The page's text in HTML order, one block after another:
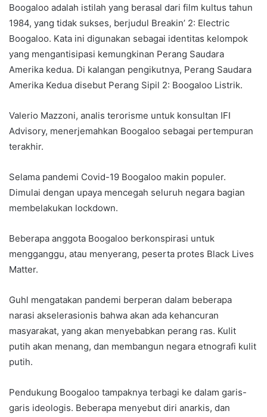
Boogaloo adalah istilah yang berasal dari film kultus tahun
1984, yang tidak sukses, berjudul Breakin’ 2: Electric
Boogaloo. Kata ini digunakan sebagai identitas kelompok
yang mengantisipasi kemungkinan Perang Saudara
Amerika kedua. Di kalangan pengikutnya, Perang Saudara
Amerika Kedua disebut Perang Sipil 2: Boogaloo Listrik.
Valerio Mazzoni, analis terorisme untuk konsultan IFI
Advisory, menerjemahkan Boogaloo sebagai pertempuran
terakhir.
Selama pandemi Covid-19 Boogaloo makin populer.
Dimulai dengan upaya mencegah seluruh negara bagian
membelakukan lockdown.
Beberapa anggota Boogaloo berkonspirasi untuk
mengganggu, atau menyerang, peserta protes Black Lives
Matter.
Guhl mengatakan pandemi berperan dalam beberapa
narasi akselerasionis bahwa akan ada kehancuran
masyarakat, yang akan menyebabkan perang ras. Kulit
putih akan menang, dan membangun negara etnografi kulit
putih.
Pendukung Boogaloo tampaknya terbagi ke dalam garis-
garis ideologis. Beberapa menyebut diri anarkis, dan